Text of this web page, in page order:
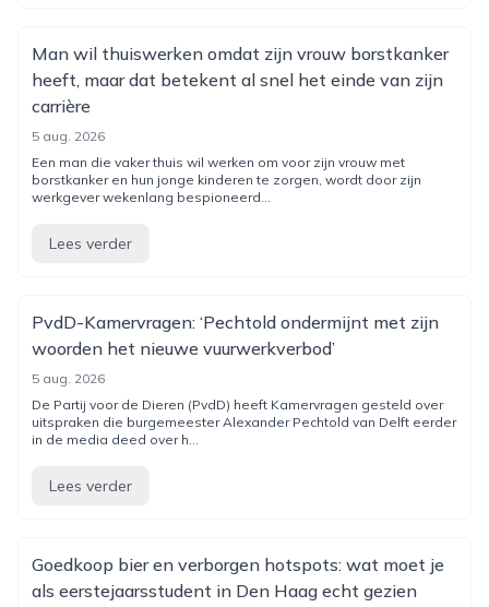
Man wil thuiswerken omdat zijn vrouw borstkanker
heeft, maar dat betekent al snel het einde van zijn
carrière
5 aug. 2026
Een man die vaker thuis wil werken om voor zijn vrouw met
borstkanker en hun jonge kinderen te zorgen, wordt door zijn
werkgever wekenlang bespioneerd...
Lees verder
PvdD-Kamervragen: ‘Pechtold ondermijnt met zijn
woorden het nieuwe vuurwerkverbod’
5 aug. 2026
De Partij voor de Dieren (PvdD) heeft Kamervragen gesteld over
uitspraken die burgemeester Alexander Pechtold van Delft eerder
in de media deed over h...
Lees verder
Goedkoop bier en verborgen hotspots: wat moet je
als eerstejaarsstudent in Den Haag echt gezien